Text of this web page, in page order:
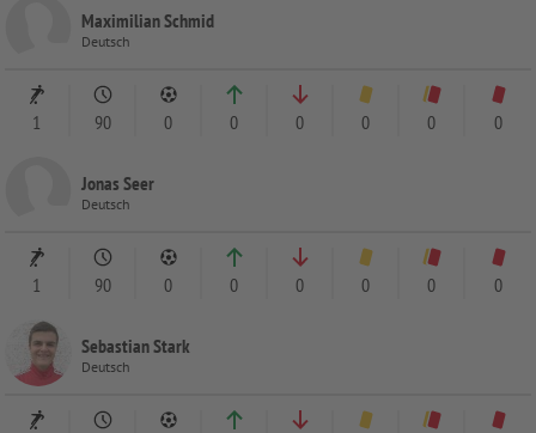
Maximilian Schmid
Deutsch
1 90 0 0 0 0 0 0
Jonas Seer
Deutsch
1 90 0 0 0 0 0 0
Sebastian Stark
Deutsch